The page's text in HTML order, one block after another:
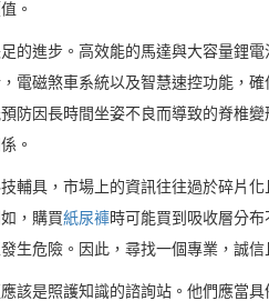
。
的進步。高效能的馬達與大容量鋰
電磁煞車系統以及智慧速控功能，
防因長時間坐姿不良而導致的脊椎
。
輔具，市場上的資訊往往過於碎片
，購買紙尿褲時可能買到吸收層分
生危險。因此，尋找一個專業，誠
該是照護知識的諮詢站。他們應當